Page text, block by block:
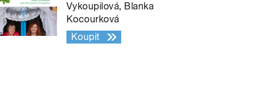
Vykoupilová, Blanka
Kocourková
Koupit